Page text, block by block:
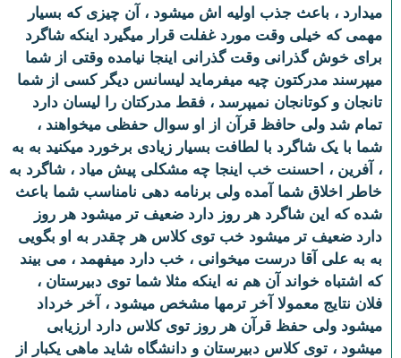
میدارد ، باعث جذب اولیه اش میشود ، آن چیزی که بسیار
مهمی که خیلی وقت مورد غفلت قرار میگیرد اینکه شاگرد
برای خوش گذرانی وقت گذرانی اینجا نیامده وقتی از شما
میپرسند مدرکتون چیه میفرماید لیسانس دیگر کسی از شما
تانجان و کوتانجان نمیپرسد ، فقط مدرکتان را لیسان دارد
تمام شد ولی حافظ قرآن از او سوال حفظی میخواهند ،
شما با یک شاگرد با لطافت بسیار زیادی برخورد میکنید به به
، آفرین ، احسنت خب اینجا چه مشکلی پیش میاد ، شاگرد به
خاطر اخلاق شما آمده ولی برنامه دهی نامناسب شما باعث
شده که این شاگرد هر روز دارد ضعیف تر میشود هر روز
دارد ضعیف تر میشود خب توی کلاس هر چقدر به او بگویی
به به علی آقا درست میخوانی ، خب دارد میفهمد ، می بیند
که اشتباه خواند آن هم نه اینکه مثلا شما توی دبیرستان ،
فلان نتایج معمولا آخر ترمها مشخص میشود ، آخر خرداد
میشود ولی حفظ قرآن هر روز توی کلاس دارد ارزیابی
میشود ، توی کلاس دبیرستان و دانشگاه شاید ماهی یکبار از